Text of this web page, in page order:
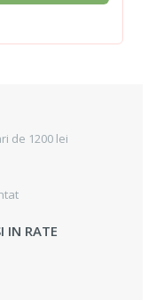
de 1200 lei
IN RATE